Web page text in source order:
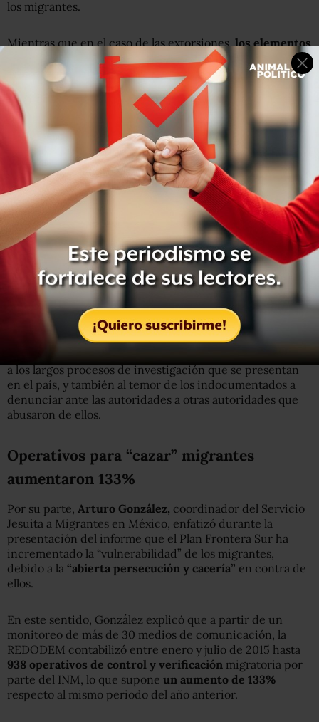
los migrantes.
Mientras que en el caso de las extorsiones, los elementos
de la Marina y el Ejército, así como del Instituto
Nacional de Migración
, son quienes más violentaron a
migrantes: 100% de los reportes de agresiones de
marinos fue por este ilícito; 60% en el caso del Ejército; y
un 48% en el caso del INM.
“Estos datos nos permiten confirmar la participación que
estas corporaciones policíacas han tenido dentro de los
operativos de control migratorio implementados por el
INM, pero sobre todo,
la violencia e impunidadcon la
cual están actuando frente a los migrantes,
contraviniendo la protección y defensa de los derechos
humanos”, resalta el informeMigrantes invisibles,
violencia tangible.
Tras la presentación de estas cifras, Rita Robles,del
Servicio Jesuita México, advirtió en rueda de prensa que
“existen serias limitantes” para que los migrantes en
México accedan a la justicia y puedan denunciar estas
agresiones. Esto, explicó la activista, debido a la dilación y
a los largos procesos de investigación que se presentan
en el país, y también al temor de los indocumentados a
denunciar ante las autoridades a otras autoridades que
abusaron de ellos.
Operativos para “cazar” migrantes
aumentaron 133%
Por su parte, Arturo González, coordinador del Servicio
Jesuita a Migrantes en México, enfatizó durante la
presentación del informe que el Plan Frontera Sur ha
incrementado la “vulnerabilidad” de los migrantes,
debido a la “abierta persecución y cacería” en contra de
ellos.
En este sentido, González explicó que a partir de un
monitoreo de más de 30 medios de comunicación, la
REDODEM contabilizó entre enero y julio de 2015 hasta
938 operativos de control y verificación migratoria por
parte del INM, lo que supone un aumento de 133%
respecto al mismo periodo del año anterior.